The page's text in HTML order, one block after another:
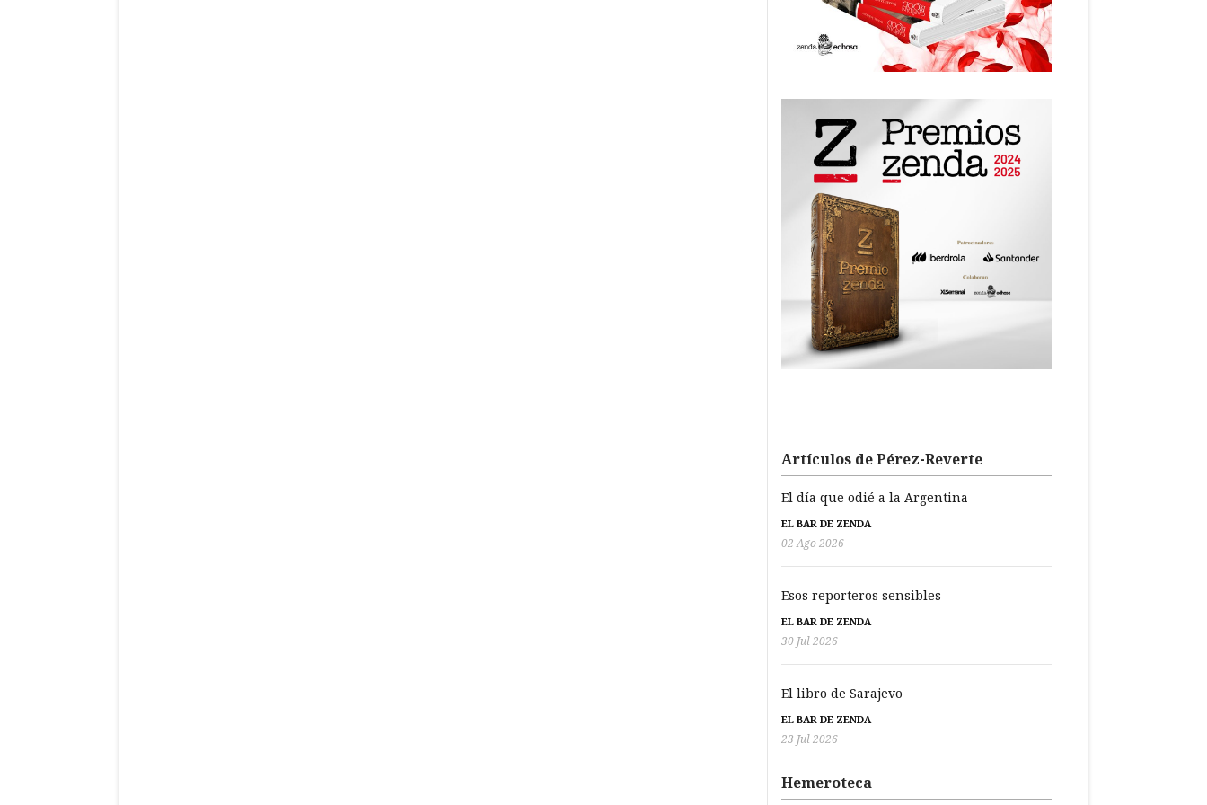
Artículos de Pérez-Reverte
El día que odié a la Argentina
EL BAR DE ZENDA
02 Ago 2026
Esos reporteros sensibles
EL BAR DE ZENDA
30 Jul 2026
El libro de Sarajevo
EL BAR DE ZENDA
23 Jul 2026
Hemeroteca